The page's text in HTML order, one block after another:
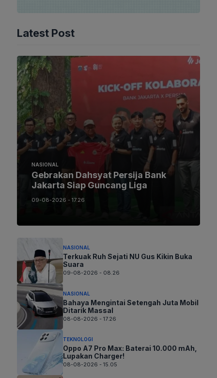
Latest Post
NASIONAL
Gebrakan Dahsyat Persija Bank
Jakarta Siap Guncang Liga
09-08-2026 - 17.26
NASIONAL
Terkuak Ruh Sejati NU Gus Kikin Buka
Suara
09-08-2026 - 08.26
NASIONAL
Bahaya Mengintai Setengah Juta Mobil
Ditarik Massal
08-08-2026 - 17.26
TEKNOLOGI
Oppo A7 Pro Max: Baterai 10.000 mAh,
Lupakan Charger!
08-08-2026 - 15.05